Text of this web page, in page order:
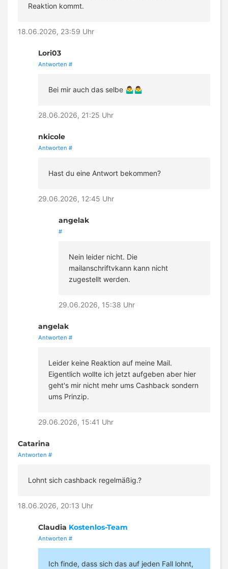
Reaktion kommt.
18.06.2026, 23:59 Uhr
Lori03
Antworten #
Bei mir auch das selbe 🤷‍♂️🤷‍♂️
28.06.2026, 21:25 Uhr
nkicole
Antworten #
Hast du eine Antwort bekommen?
29.06.2026, 12:45 Uhr
angelak
#
Nein leider nicht. Die
mailanschriftvkann kann nicht
zugestellt werden.
29.06.2026, 15:38 Uhr
angelak
Antworten #
Leider keine Reaktion auf meine Mail.
Eigentlich wollte ich jetzt aufgeben aber hier
geht's mir nicht mehr ums Cashback sondern
ums Prinzip.
29.06.2026, 15:41 Uhr
Catarina
Antworten #
Lohnt sich cashback regelmäßig.?
18.06.2026, 20:13 Uhr
Claudia Kostenlos-Team
Antworten #
Ich finde, dass sich das auf jeden Fall lohnt,